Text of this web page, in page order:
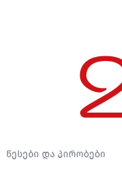
წესები და პირობები